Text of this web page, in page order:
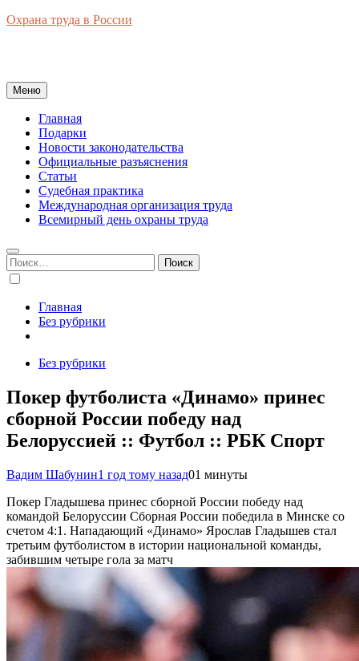
Перейти
Охрана труда в России
Меню
Главная
Подарки
Новости законодательства
Официальные разъяснения
Статьи
Судебная практика
Международная организация труда
Всемирный день охраны труда
Найти:
Главная
Без рубрики
Без рубрики
Покер футболиста «Динамо» принес
сборной России победу над
Белоруссией :: Футбол :: РБК Спорт
Вадим Шабунин1 год тому назад01 минуты
Покер Гладышева принес сборной России победу над
командой Белоруссии Сборная России победила в Минске со
счетом 4:1. Нападающий «Динамо» Ярослав Гладышев стал
третьим футболистом в истории национальной команды,
забившим четыре гола за матч